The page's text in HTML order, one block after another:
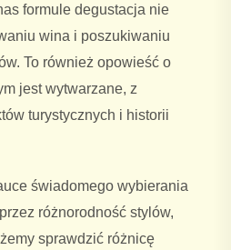
formule degustacja nie
wina i poszukiwaniu
To również opowieść o
jest wytwarzane, z
turystycznych i historii
świadomego wybierania
różnorodność stylów,
sprawdzić różnicę